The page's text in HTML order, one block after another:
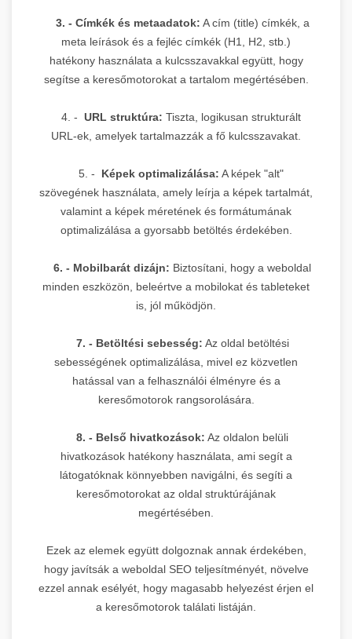
3. - Címkék és metaadatok: A cím (title) címkék, a
meta leírások és a fejléc címkék (H1, H2, stb.)
hatékony használata a kulcsszavakkal együtt, hogy
segítse a keresőmotorokat a tartalom megértésében.
4. - URL struktúra: Tiszta, logikusan strukturált
URL-ek, amelyek tartalmazzák a fő kulcsszavakat.
5. - Képek optimalizálása: A képek "alt"
szövegének használata, amely leírja a képek tartalmát,
valamint a képek méretének és formátumának
optimalizálása a gyorsabb betöltés érdekében.
6. - Mobilbarát dizájn: Biztosítani, hogy a weboldal
minden eszközön, beleértve a mobilokat és tableteket
is, jól működjön.
7. - Betöltési sebesség: Az oldal betöltési
sebességének optimalizálása, mivel ez közvetlen
hatással van a felhasználói élményre és a
keresőmotorok rangsorolására.
8. - Belső hivatkozások: Az oldalon belüli
hivatkozások hatékony használata, ami segít a
látogatóknak könnyebben navigálni, és segíti a
keresőmotorokat az oldal struktúrájának
megértésében.
Ezek az elemek együtt dolgoznak annak érdekében,
hogy javítsák a weboldal SEO teljesítményét, növelve
ezzel annak esélyét, hogy magasabb helyezést érjen el
a keresőmotorok találati listáján.